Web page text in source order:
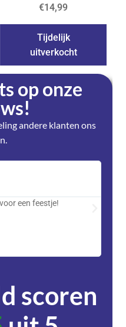
€14,99
Tijdelijk
uitverkocht
op onze
andere klanten ons
een feestje!
scoren